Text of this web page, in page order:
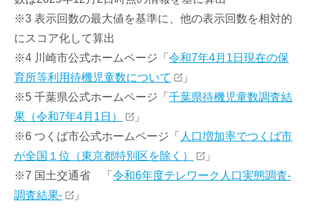
※3 表示回数の最大値を基準に、他の表示回数を相対的
にスコア化して算出
※4 川崎市公式ホームページ「令和7年4月1日現在の保
育所等利用待機児童数について
」
※5 千葉県公式ホームページ「千葉県待機児童数調査結
果（令和7年4月1日）
」
※6 つくば市公式ホームページ「 人口増加率でつくば市
が全国１位（東京都特別区を除く）
」
※7 国土交通省 「令和6年度テレワーク人口実態調査-
調査結果-
」